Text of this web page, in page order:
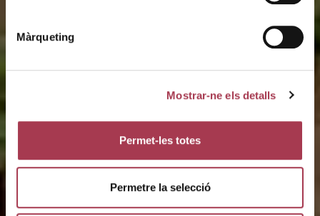
Màrqueting
Mostrar-ne els detalls
Permet-les totes
Permetre la selecció